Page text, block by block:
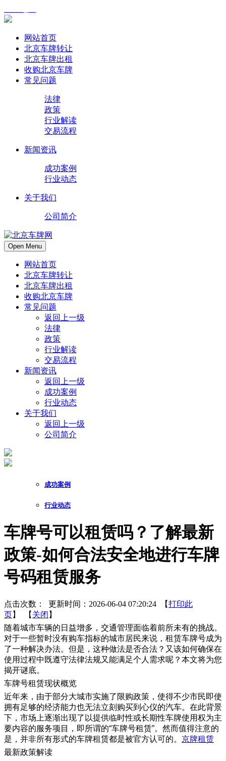
网站首页
北京车牌转让
北京车牌出租
收购北京车牌
常见问题
法律
政策
行业解读
交易流程
新闻资讯
成功案例
行业动态
关于我们
公司简介
Open Menu
网站首页
北京车牌转让
北京车牌出租
收购北京车牌
常见问题
返回上一级
法律
政策
行业解读
交易流程
新闻资讯
返回上一级
成功案例
行业动态
关于我们
返回上一级
公司简介
成功案例
行业动态
车牌号可以租赁吗？了解最新
政策-如何合法安全地进行车牌
号码租赁服务
点击次数： 更新时间：2026-06-04 07:20:24 【打印此
页】 【 关闭 】
随着城市车辆的日益增多，交通管理面临着前所未有的挑战。
对于一些暂时没有购车指标的城市居民来说，租赁车牌号成为
了一种解决办法。但是，这种做法是否合法？又该如何确保在
使用过程中既遵守法律法规又能满足个人需求呢？本文将为您
揭开谜底。
车牌号租赁现状概览
近年来，由于部分大城市实施了限购政策，使得不少市民即使
拥有足够的经济能力也无法立刻购买到心仪的汽车。在此背景
下，市场上逐渐出现了以提供临时性或长期性车牌使用权为主
要内容的服务项目，即所谓的“车牌号租赁”。然而值得注意的
是，并非所有形式的车牌租赁都是被官方认可的。 京牌租赁
最新政策解读